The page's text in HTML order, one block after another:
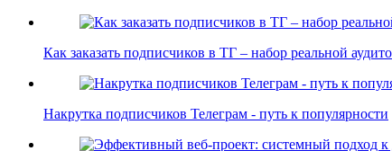
Как заказать подписчиков в ТГ – набор реальной
Накрутка подписчиков Телеграм - путь к популярности